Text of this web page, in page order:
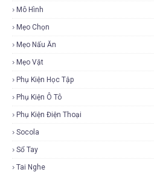
Mô Hình
Mẹo Chọn
Mẹo Nấu Ăn
Mẹo Vặt
Phụ Kiện Học Tập
Phụ Kiện Ô Tô
Phụ Kiện Điện Thoại
Socola
Sổ Tay
Tai Nghe